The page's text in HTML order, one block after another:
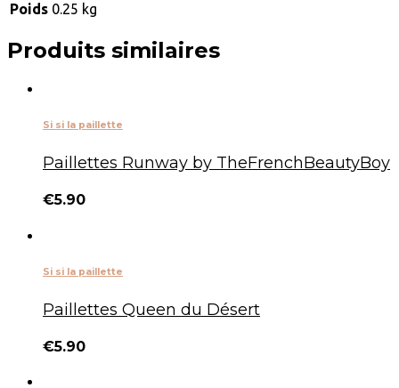
Poids 0.25 kg
Produits similaires
Si si la paillette
Paillettes Runway by TheFrenchBeautyBoy
€5.90
Si si la paillette
Paillettes Queen du Désert
€5.90